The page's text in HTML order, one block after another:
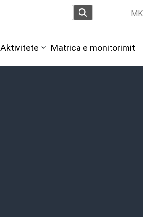
MK
Aktivitete Мatrica e monitorimit